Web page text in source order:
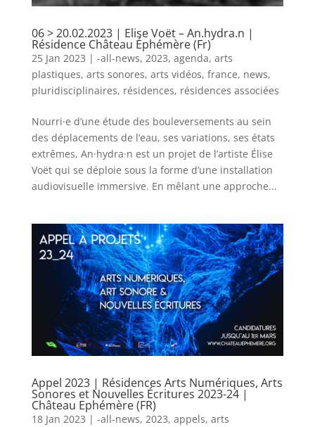
06 > 20.02.2023 | Elise Voët – An.hydra.n |
Résidence Château Éphémère (Fr)
25 Jan 2023 | -all-news, 2023, agenda, arts
plastiques, arts sonores, arts vidéos, france, news,
pluridisciplinaires, résidences, résidences associées
Nourri·e d’une étude des bouleversements au sein
des déplacements de l’eau, ses variations, ses états
extrêmes, An·hydra·n est un projet de l’artiste Élise
Voët qui se déploie sous la forme d’une installation
audiovisuelle immersive. En mêlant une approche...
Appel 2023 | Résidences Arts Numériques, Arts
Sonores et Nouvelles Écritures 2023-24 |
Château Ephémère (FR)
18 Jan 2023 | -all-news, 2023, appels, arts